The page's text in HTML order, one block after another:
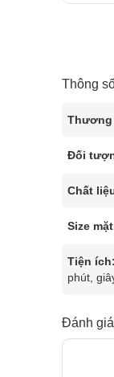
Thông
Thương
Đối
Chất
Size
Tiện ích:
phút,
Đánh